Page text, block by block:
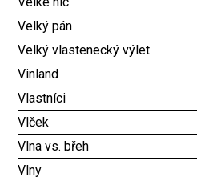
Velký pán
Velký vlastenecký výlet
Vinland
Vlastníci
Vlček
Vlna vs. břeh
Vlny